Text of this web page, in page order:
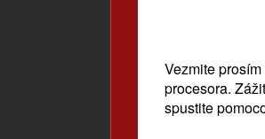
Vezmite
procesora.
spustite